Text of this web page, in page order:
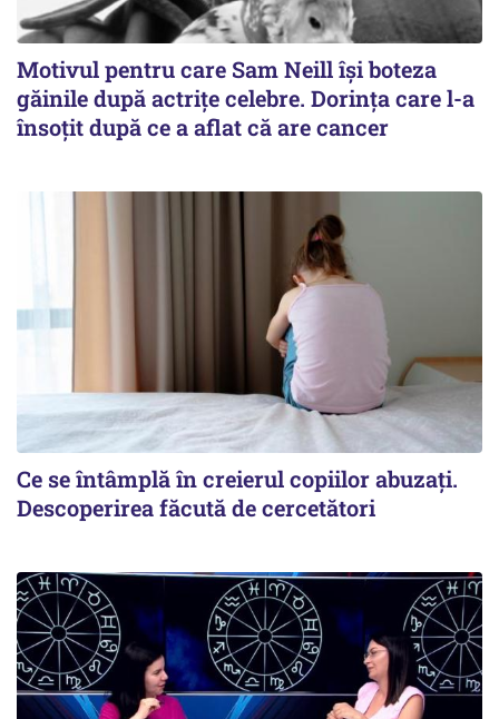
Motivul pentru care Sam Neill își boteza
găinile după actrițe celebre. Dorința care l-a
însoțit după ce a aflat că are cancer
Ce se întâmplă în creierul copiilor abuzați.
Descoperirea făcută de cercetători